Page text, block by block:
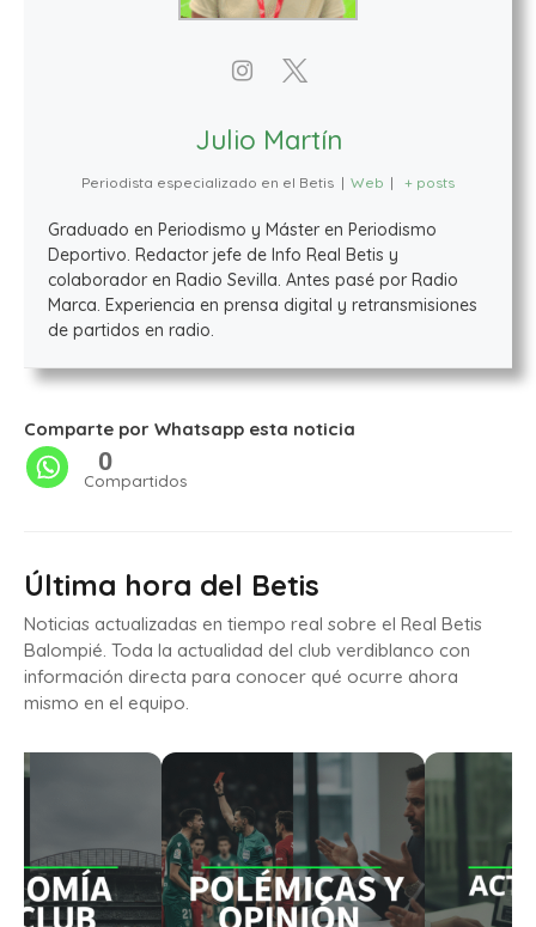
Julio Martín
Periodista especializado en el Betis | Web | + posts
Graduado en Periodismo y Máster en Periodismo
Deportivo. Redactor jefe de Info Real Betis y
colaborador en Radio Sevilla. Antes pasé por Radio
Marca. Experiencia en prensa digital y retransmisiones
de partidos en radio.
Comparte por Whatsapp esta noticia
0
Compartidos
Última hora del Betis
Noticias actualizadas en tiempo real sobre el Real Betis
Balompié. Toda la actualidad del club verdiblanco con
información directa para conocer qué ocurre ahora
mismo en el equipo.